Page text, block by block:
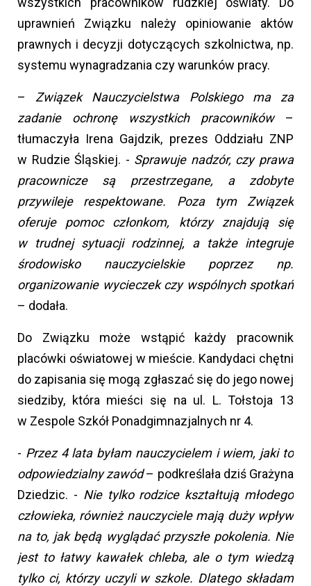
uprawnień Związku należy opiniowanie aktów
prawnych i decyzji dotyczących szkolnictwa, np.
systemu wynagradzania czy warunków pracy.
– Związek Nauczycielstwa Polskiego ma za
zadanie ochronę wszystkich pracowników–
tłumaczyła Irena Gajdzik, prezes Oddziału ZNP
w Rudzie Śląskiej. - Sprawuje nadzór, czy prawa
pracownicze są przestrzegane, a zdobyte
przywileje respektowane. Poza tym Związek
oferuje pomoc członkom, którzy znajdują się
w trudnej sytuacji rodzinnej, a także integruje
środowisko nauczycielskie poprzez np.
organizowanie wycieczek czy wspólnych spotkań
– dodała.
Do Związku może wstąpić każdy pracownik
placówki oświatowej w mieście. Kandydaci chętni
do zapisania się mogą zgłaszać się do jego nowej
siedziby, która mieści się na ul. L. Tołstoja 13
w Zespole Szkół Ponadgimnazjalnych nr 4.
- Przez 4 lata byłam nauczycielem i wiem, jaki to
odpowiedzialny zawód– podkreślała dziś Grażyna
Dziedzic. - Nie tylko rodzice kształtują młodego
człowieka, również nauczyciele mają duży wpływ
na to, jak będą wyglądać przyszłe pokolenia. Nie
jest to łatwy kawałek chleba, ale o tym wiedzą
tylko ci, którzy uczyli w szkole. Dlatego składam